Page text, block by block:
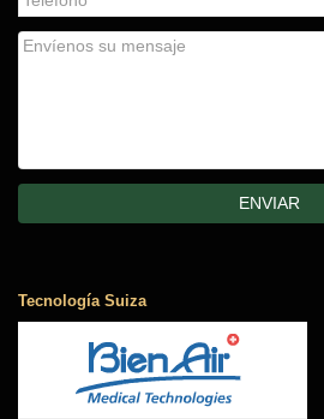
Tecnología Suiza